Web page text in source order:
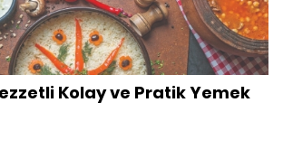
Kolay ve Pratik Yemek